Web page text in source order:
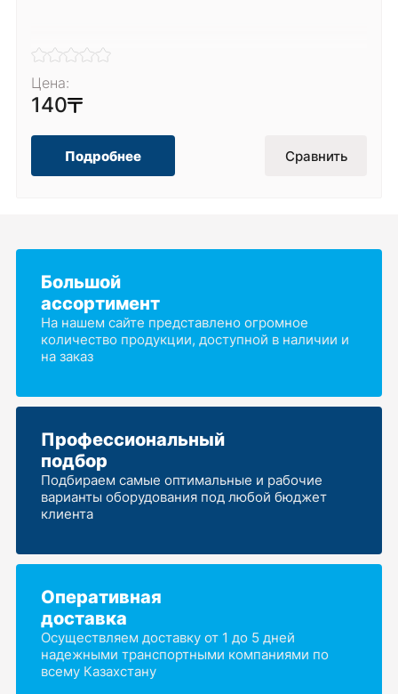
Цена:
140
Подробнее Сравнить
Большой
ассортимент
На нашем сайте представлено огромное
количество продукции, доступной в наличии и
на заказ
Профессиональный
подбор
Подбираем самые оптимальные и рабочие
варианты оборудования под любой бюджет
клиента
Оперативная
доставка
Осуществляем доставку от 1 до 5 дней
надежными транспортными компаниями по
всему Казахстану